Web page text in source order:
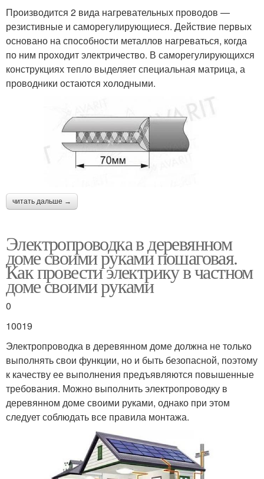
Производится 2 вида нагревательных проводов —
резистивные и саморегулирующиеся. Действие первых
основано на способности металлов нагреваться, когда
по ним проходит электричество. В саморегулирующихся
конструкциях тепло выделяет специальная матрица, а
проводники остаются холодными.
читать дальше →
Электропроводка в деревянном
доме своими руками пошаговая.
Как провести электрику в частном
доме своими руками
0
10019
Электропроводка в деревянном доме должна не только
выполнять свои функции, но и быть безопасной, поэтому
к качеству ее выполнения предъявляются повышенные
требования. Можно выполнить электропроводку в
деревянном доме своими руками, однако при этом
следует соблюдать все правила монтажа.